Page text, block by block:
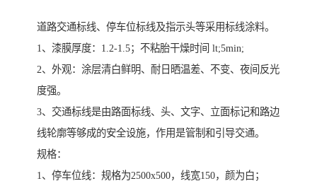
道路交通标线、停车位标线及指示头等采用标线涂料。
1、漆膜厚度：1.2-1.5；不粘胎干燥时间 lt;5min;
2、外观：涂层清白鲜明、耐日晒温差、不变、夜间反光
度强。
3、交通标线是由路面标线、头、文字、立面标记和路边
线轮廓等够成的安全设施，作用是管制和引导交通。
规格：
1、停车位线：规格为2500x500，线宽150，颜为白；